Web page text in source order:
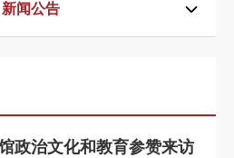
新闻公告
政治文化和教育参赞来访